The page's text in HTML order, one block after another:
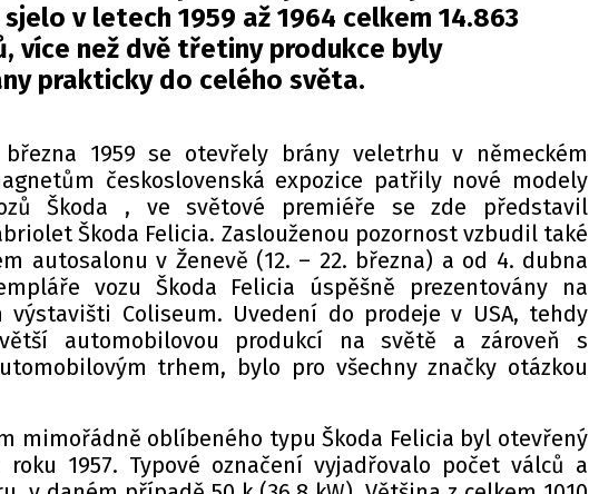
sjelo v letech 1959 až 1964 celkem 14.863
více než dvě třetiny produkce byly
prakticky do celého světa.
1959 se otevřely brány veletrhu v německém
československá expozice patřily nové modely
Škoda , ve světové premiéře se zde představil
Škoda Felicia. Zaslouženou pozornost vzbudil také
autosalonu v Ženevě (12. – 22. března) a od 4. dubna
vozu Škoda Felicia úspěšně prezentovány na
výstavišti Coliseum. Uvedení do prodeje v USA, tehdy
automobilovou produkcí na světě a zároveň s
trhem, bylo pro všechny značky otázkou
mimořádně oblíbeného typu Škoda Felicia byl otevřený
roku 1957. Typové označení vyjadřovalo počet válců a